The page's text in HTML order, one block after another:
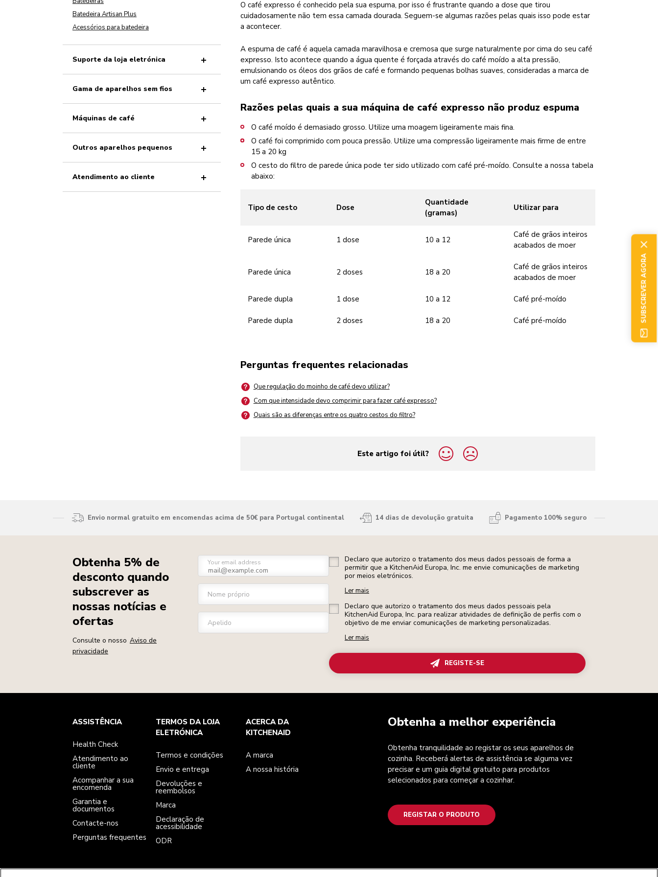
O café expresso é conhecido pela sua espuma, por isso é frustrante quando a dose que tirou
cuidadosamente não tem essa camada dourada. Seguem-se algumas razões pelas quais isso pode estar
a acontecer.
A espuma de café é aquela camada maravilhosa e cremosa que surge naturalmente por cima do seu café
expresso. Isto acontece quando a água quente é forçada através do café moído a alta pressão,
emulsionando os óleos dos grãos de café e formando pequenas bolhas suaves, consideradas a marca de
um café expresso autêntico.
Razões pelas quais a sua máquina de café expresso não produz espuma
O café moído é demasiado grosso. Utilize uma moagem ligeiramente mais fina.
O café foi comprimido com pouca pressão. Utilize uma compressão ligeiramente mais firme de entre
15 a 20 kg
O cesto do filtro de parede única pode ter sido utilizado com café pré-moído. Consulte a nossa tabela
abaixo:
Tipo de cesto Dose
Quantidade
(gramas)
Utilizar para
Parede única 1 dose 10 a 12
Café de grãos inteiros
acabados de moer
Parede única 2 doses 18 a 20
Café de grãos inteiros
acabados de moer
Parede dupla 1 dose 10 a 12 Café pré-moído
Parede dupla 2 doses 18 a 20 Café pré-moído
Perguntas frequentes relacionadas
Que regulação do moinho de café devo utilizar?
Com que intensidade devo comprimir para fazer café expresso?
Quais são as diferenças entre os quatro cestos do filtro?
Este artigo foi útil?
yes
no
Batedeira Artisan Plus
Acessórios para batedeira
Suporte da loja eletrónica
Gama de aparelhos sem fios
Máquinas de café
Outros aparelhos pequenos
Atendimento ao cliente
Envio normal gratuito em encomendas acima de 50€ para Portugal continental 14 dias de devolução gratuita Pagamento 100% seguro
Obtenha 5% de
desconto quando
subscrever as
nossas notícias e
ofertas
Consulte o nosso Aviso de
privacidade
Your email address
Nome próprio
Apelido
Declaro que autorizo o tratamento dos meus dados pessoais de forma a
permitir que a KitchenAid Europa, Inc. me envie comunicações de marketing
por meios eletrónicos.
Ler mais
Declaro que autorizo o tratamento dos meus dados pessoais pela
KitchenAid Europa, Inc. para realizar atividades de definição de perfis com o
objetivo de me enviar comunicações de marketing personalizadas.
Ler mais
REGISTE-SE
Obtenha a melhor experiência
Obtenha tranquilidade ao registar os seus aparelhos de
cozinha. Receberá alertas de assistência se alguma vez
precisar e um guia digital gratuito para produtos
selecionados para começar a cozinhar.
REGISTAR O PRODUTO
Health Check
Atendimento ao cliente
Acompanhar a sua encomenda
Contacte-nos
Termos e condições
Envio e entrega
Declaração de acessibilidade
A marca
A nossa história
ASSISTÊNCIA
Health Check
Atendimento ao
cliente
Acompanhar a sua
encomenda
Garantia e
documentos
Contacte-nos
Perguntas frequentes
TERMOS DA LOJA
ELETRÓNICA
Termos e condições
Envio e entrega
Devoluções e
reembolsos
Marca
Declaração de
acessibilidade
ODR
ACERCA DA
KITCHENAID
A marca
A nossa história
SUBSCREVER AGORA